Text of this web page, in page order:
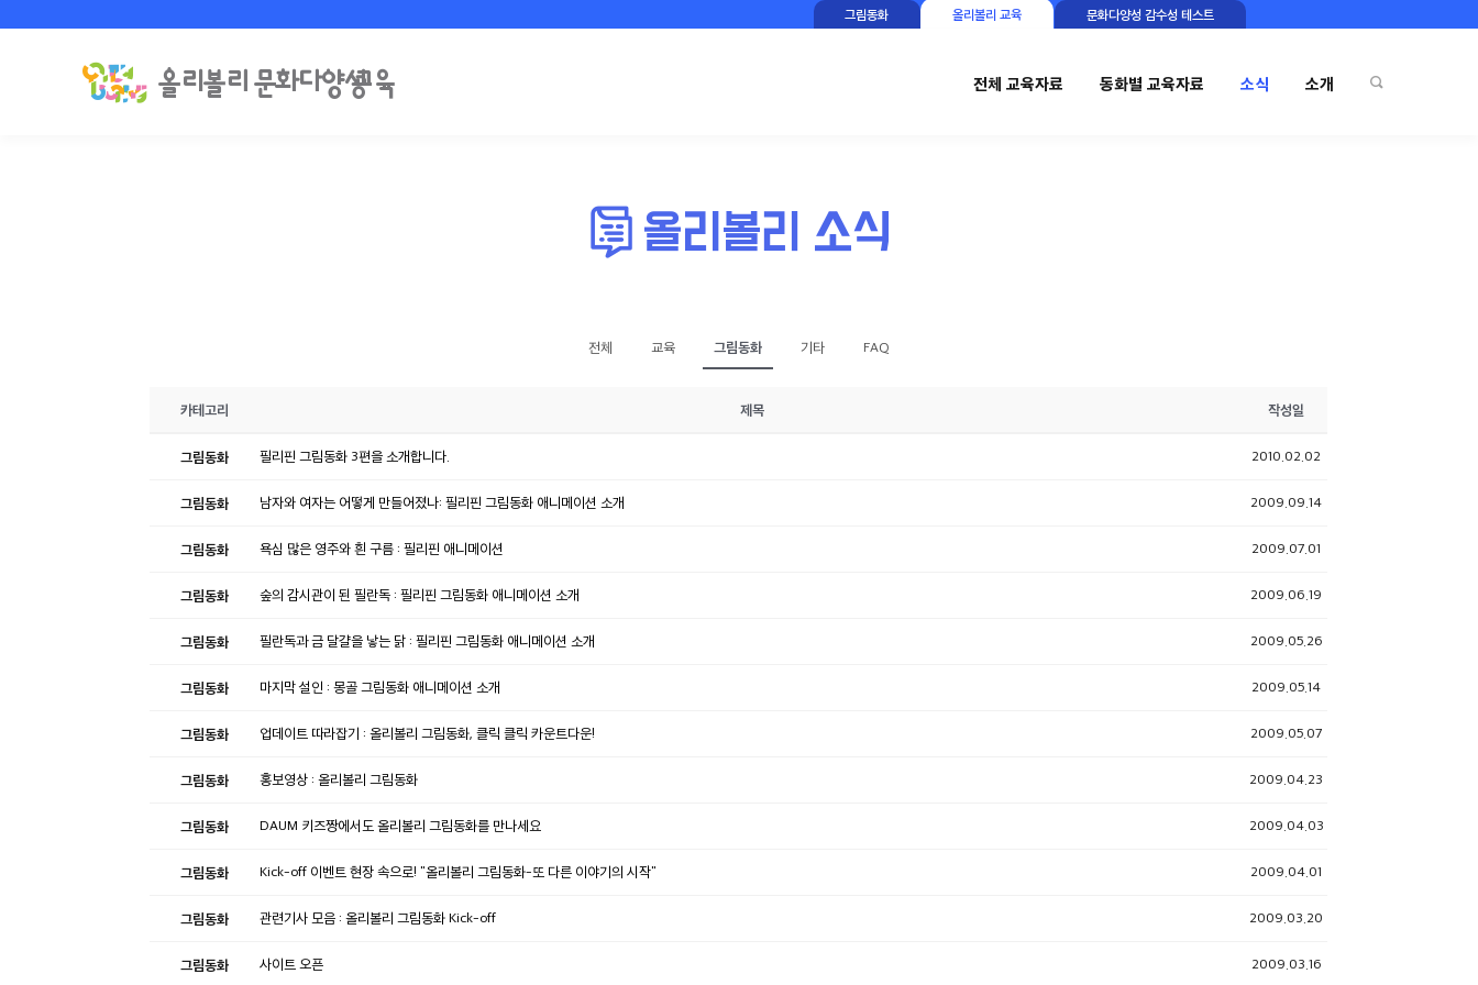
그림동화 올리볼리 교육 문화다양성 감수성 테스트
전체 교육자료 동화별 교육자료 소식 소개
전체 교육 그림동화 기타 FAQ
카테고리 제목 작성일
그림동화 필리핀 그림동화 3편을 소개합니다. 2010.02.02
그림동화 남자와 여자는 어떻게 만들어졌나: 필리핀 그림동화 애니메이션 소개 2009.09.14
그림동화 욕심 많은 영주와 흰 구름 : 필리핀 애니메이션 2009.07.01
그림동화 숲의 감시관이 된 필란독 : 필리핀 그림동화 애니메이션 소개 2009.06.19
그림동화 필란독과 금 달걀을 낳는 닭 : 필리핀 그림동화 애니메이션 소개 2009.05.26
그림동화 마지막 설인 : 몽골 그림동화 애니메이션 소개 2009.05.14
그림동화 업데이트 따라잡기 : 올리볼리 그림동화, 클릭 클릭 카운트다운! 2009.05.07
그림동화 홍보영상 : 올리볼리 그림동화 2009.04.23
그림동화 DAUM 키즈짱에서도 올리볼리 그림동화를 만나세요 2009.04.03
그림동화 Kick-off 이벤트 현장 속으로! "올리볼리 그림동화-또 다른 이야기의 시작" 2009.04.01
그림동화 관련기사 모음 : 올리볼리 그림동화 Kick-off 2009.03.20
그림동화 사이트 오픈 2009.03.16